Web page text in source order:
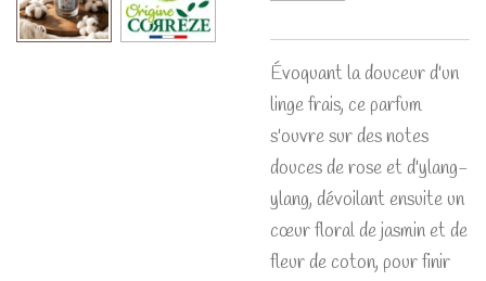
Évoquant la douceur d'un
linge frais, ce parfum
s'ouvre sur des notes
douces de rose et d'ylang-
ylang, dévoilant ensuite un
cœur floral de jasmin et de
fleur de coton, pour finir